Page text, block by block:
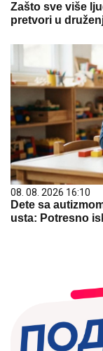
Zašto sve više
pretvori u
08. 08. 2026 16:10
Dete sa
usta: Potresno